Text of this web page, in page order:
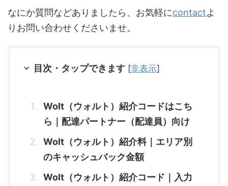
なにか質問などありましたら、お気軽にcontactよ
りお問い合わせくださいませ。
目次・タップできます [非表示]
Wolt（ウォルト）紹介コードはこち
ら｜配達パートナー（配達員）向け
Wolt（ウォルト）紹介料｜エリア別
のキャッシュバック金額
Wolt（ウォルト）紹介コード｜入力